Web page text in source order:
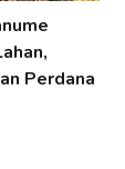
Perdana